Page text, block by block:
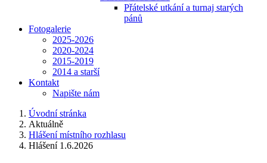
Přátelské utkání a turnaj starých
pánů
Fotogalerie
2025-2026
2020-2024
2015-2019
2014 a starší
Kontakt
Napište nám
Úvodní stránka
Aktuálně
Hlášení místního rozhlasu
Hlášení 1.6.2026